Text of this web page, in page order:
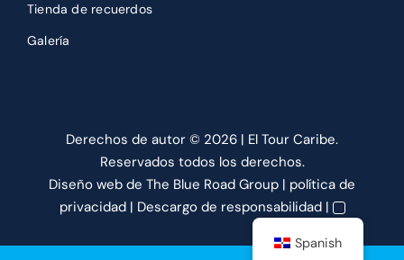
Tienda de recuerdos
Galería
Derechos de autor © 2026 | El Tour Caribe.
Reservados todos los derechos.
Diseño web de The Blue Road Group | política de
privacidad| Descargo de responsabilidad|
Spanish